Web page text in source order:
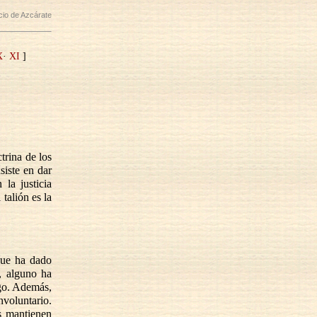
de Azcárate
· XI ]
de los
en dar
la justicia
talión es la
ha dado
alguno ha
Además,
mantienen